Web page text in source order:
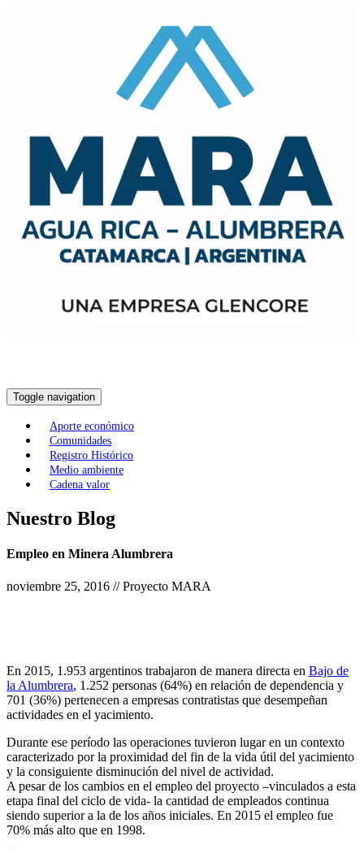
Toggle navigation
Aporte económico
Comunidades
Registro Histórico
Medio ambiente
Cadena valor
Nuestro Blog
Empleo en Minera Alumbrera
noviembre 25, 2016 // Proyecto MARA
En 2015, 1.953 argentinos trabajaron de manera directa en Bajo de
la Alumbrera, 1.252 personas (64%) en relación de dependencia y
701 (36%) pertenecen a empresas contratistas que desempeñan
actividades en el yacimiento.
Durante ese período las operaciones tuvieron lugar en un contexto
caracterizado por la proximidad del fin de la vida útil del yacimiento
y la consiguiente disminución del nivel de actividad.
A pesar de los cambios en el empleo del proyecto –vinculados a esta
etapa final del ciclo de vida- la cantidad de empleados continua
siendo superior a la de los años iniciales. En 2015 el empleo fue
70% más alto que en 1998.